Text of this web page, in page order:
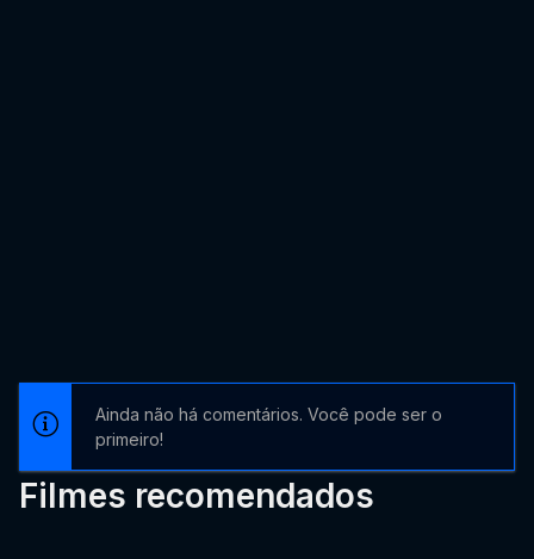
Ainda não há comentários. Você pode ser o
primeiro!
Filmes recomendados